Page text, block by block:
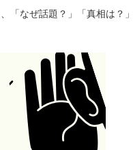
「なぜ話題？」「真相は？